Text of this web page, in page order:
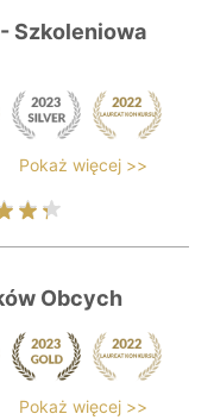
Szkoleniowa
Pokaż więcej >>
Obcych
Pokaż więcej >>